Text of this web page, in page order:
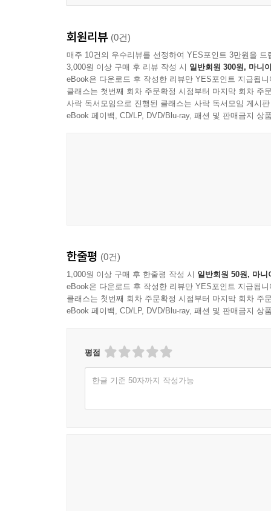
회원리뷰 (0건)
매주 10건의 우수리뷰를 선정하여 YES포인트 3만원을 드
3,000원 이상 구매 후 리뷰 작성 시 일반회원 300원, 마니
eBook은 다운로드 후 작성한 리뷰만 YES포인트 지급됩니
클래스는 첫번째 회차 주문확정 시점부터 마지막 회차 주
사락 독서모임으로 진행된 클래스는 사락 독서모임 게시
eBook 페이백, CD/LP, DVD/Blu-ray, 패션 및 판매금지 상
한줄평 (0건)
1,000원 이상 구매 후 한줄평 작성 시 일반회원 50원, 마니
eBook은 다운로드 후 작성한 리뷰만 YES포인트 지급됩니
클래스는 첫번째 회차 주문확정 시점부터 마지막 회차 주
eBook 페이백, CD/LP, DVD/Blu-ray, 패션 및 판매금지 상
평점
한글 기준 50자까지 작성가능